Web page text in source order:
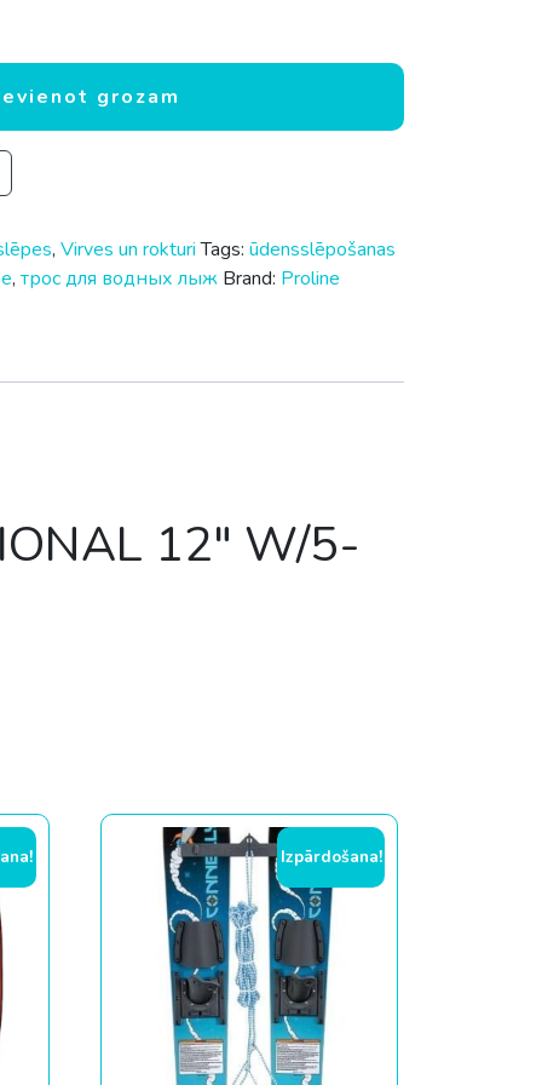
RECREATIONAL 12" W/5-SECTION SPORT PACKAGE
grozam
,Virves un rokturi Tags:ūdensslēpošanas
,трос для водных лыж Brand: Proline
12″ W/5-
Izpārdošana!